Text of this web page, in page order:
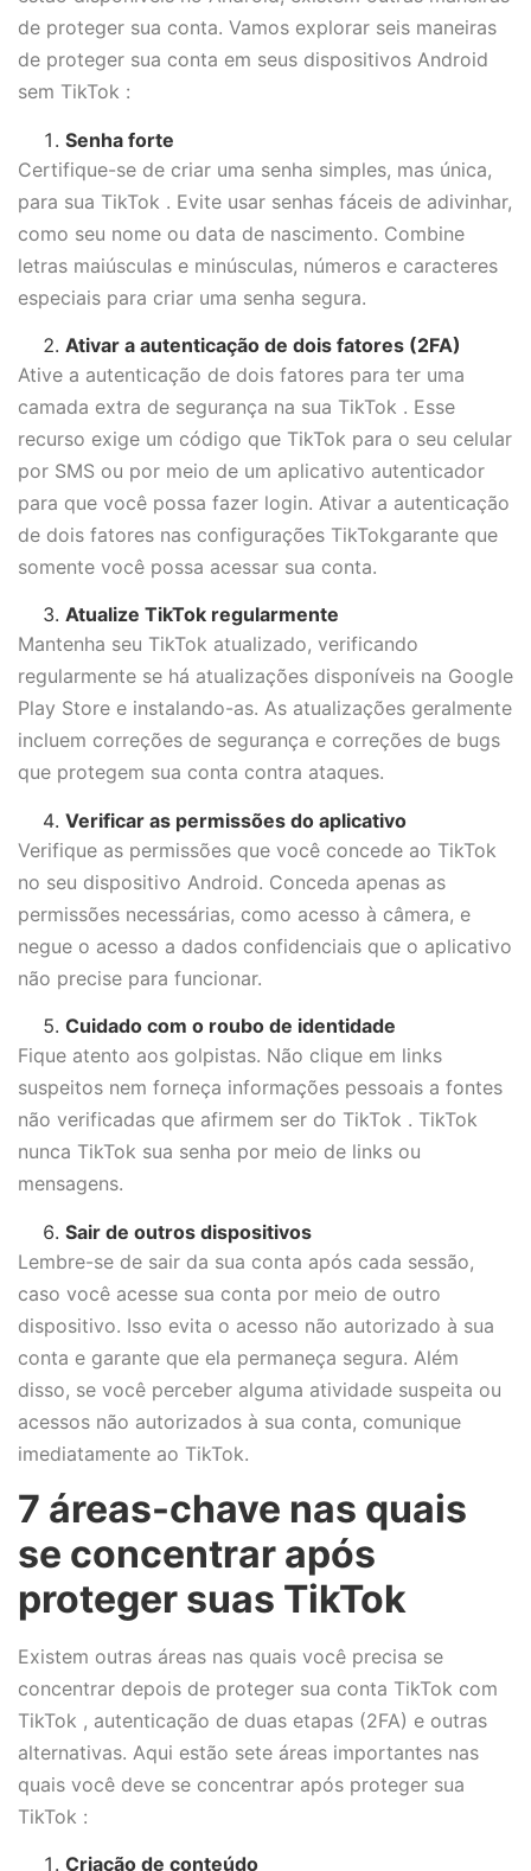
de proteger sua conta. Vamos explorar seis maneiras
de proteger sua conta em seus dispositivos Android
sem TikTok :
Senha forte
Certifique-se de criar uma senha simples, mas única,
para sua TikTok . Evite usar senhas fáceis de adivinhar,
como seu nome ou data de nascimento. Combine
letras maiúsculas e minúsculas, números e caracteres
especiais para criar uma senha segura.
Ativar a autenticação de dois fatores (2FA)
Ative a autenticação de dois fatores para ter uma
camada extra de segurança na sua TikTok . Esse
recurso exige um código que TikTok para o seu celular
por SMS ou por meio de um aplicativo autenticador
para que você possa fazer login. Ativar a autenticação
de dois fatores nas configurações TikTokgarante que
somente você possa acessar sua conta.
Atualize TikTok regularmente
Mantenha seu TikTok atualizado, verificando
regularmente se há atualizações disponíveis na Google
Play Store e instalando-as. As atualizações geralmente
incluem correções de segurança e correções de bugs
que protegem sua conta contra ataques.
Verificar as permissões do aplicativo
Verifique as permissões que você concede ao TikTok
no seu dispositivo Android. Conceda apenas as
permissões necessárias, como acesso à câmera, e
negue o acesso a dados confidenciais que o aplicativo
não precise para funcionar.
Cuidado com o roubo de identidade
Fique atento aos golpistas. Não clique em links
suspeitos nem forneça informações pessoais a fontes
não verificadas que afirmem ser do TikTok . TikTok
nunca TikTok sua senha por meio de links ou
mensagens.
Sair de outros dispositivos
Lembre-se de sair da sua conta após cada sessão,
caso você acesse sua conta por meio de outro
dispositivo. Isso evita o acesso não autorizado à sua
conta e garante que ela permaneça segura. Além
disso, se você perceber alguma atividade suspeita ou
acessos não autorizados à sua conta, comunique
imediatamente ao TikTok.
7 áreas-chave nas quais
se concentrar após
proteger suas TikTok
Existem outras áreas nas quais você precisa se
concentrar depois de proteger sua conta TikTok com
TikTok , autenticação de duas etapas (2FA) e outras
alternativas. Aqui estão sete áreas importantes nas
quais você deve se concentrar após proteger sua
TikTok :
Criação de conteúdo